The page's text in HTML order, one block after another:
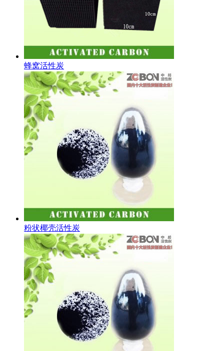
蜂窝活性炭
粉状椰壳活性炭